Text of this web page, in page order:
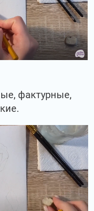
фактурные,